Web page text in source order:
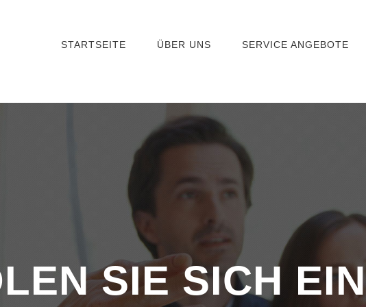
STARTSEITE ÜBER UNS SERVICE ANGEBOTE
SIE SICH EIN